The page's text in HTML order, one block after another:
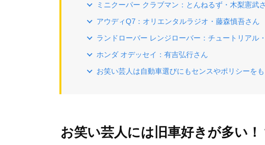
ミニクーパー クラブマン：とんねるず・木梨憲武
アウディQ7：オリエンタルラジオ・藤森慎吾さん
ランドローバー レンジローバー：チュートリアル
ホンダ オデッセイ：有吉弘行さん
お笑い芸人は自動車選びにもセンスやポリシーをも
お笑い芸人には旧車好きが多い！